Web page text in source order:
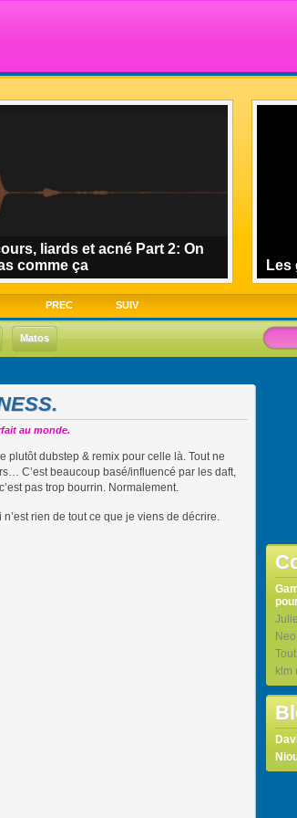
liards et acné Part 2: On
comme ça
Les
PREC SUIV
Matos
au monde.
plutôt dubstep & remix pour celle là. Tout ne
C’est beaucoup basé/influencé par les daft,
pas trop bourrin. Normalement.
rien de tout ce que je viens de décrire.
Neo
klm